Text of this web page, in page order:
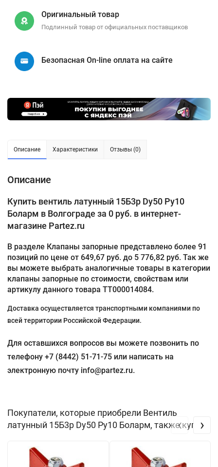
Оригинальный товар
Подлинный товар от официальных поставщиков
Безопасная On-line оплата на сайте
Описание Характеристики Отзывы (0)
Описание
Купить вентиль латунный 15Б3р Dу50 Ру10
Боларм в Волгограде за 0 руб. в интернет-
магазине Partez.ru
В разделе Клапаны запорные представлено более 91
позиций по цене от 649,67 руб. до 5 776,82 руб. Так же
вы можете выбрать аналогичные товары в категории
клапаны запорные по стоимости, свойствам или
артикулу данного товара ТТ000014084.
Доставка осуществляется транспортными компаниями по
всей территории Российской Федерации.
Для оставшихся вопросов вы можете позвонить по
телефону +7 (8442) 51-71-75 или написать на
электронную почту info@partez.ru.
Покупатели, которые приобрели Вентиль
латунный 15Б3р Dу50 Ру10 Боларм, также купили
‹ ›